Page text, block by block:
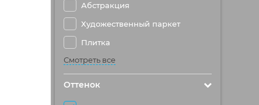
Абстракция
Художественный паркет
Плитка
Смотреть все
Оттенок